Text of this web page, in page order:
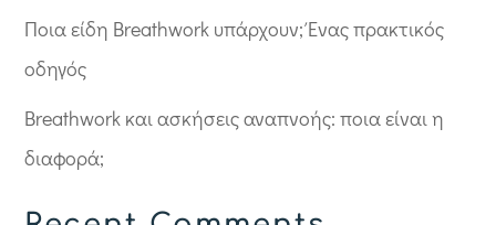
Ποια είδη Breathwork υπάρχουν; Ένας πρακτικός
οδηγός
Breathwork και ασκήσεις αναπνοής: ποια είναι η
διαφορά;